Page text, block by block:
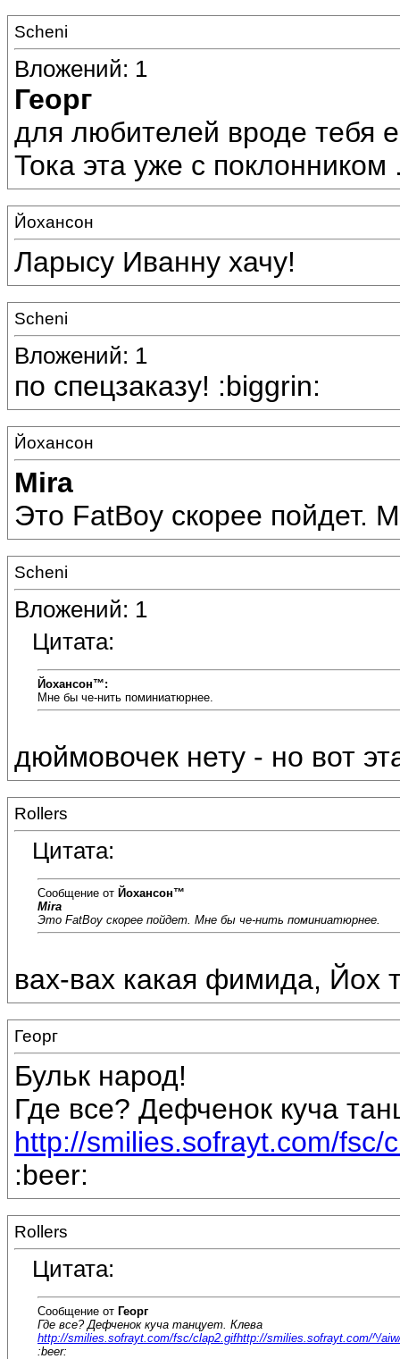
Scheni
Вложений: 1
Георг
для любителей вроде тебя
Тока эта уже с
Йохансон
Ларысу Иванну хачу!
Scheni
Вложений: 1
по спецзаказу! :biggrin:
Йохансон
Mira
Это FatBoy скорее пойдет.
Scheni
Вложений: 1
Цитата:
Йохансон™:
Мне бы че-нить поминиатюрнее.
дюймовочек нету - но вот
Rollers
Цитата:
Сообщение от Йохансон™
Mira
Это FatBoy скорее пойдет. Мне бы че-нить поминиатюрнее.
вах-вах какая фимида, Йох
Георг
Бульк народ!
Где все? Дефченок куча
http://smilies.sofrayt.com/fsc/
:beer:
Rollers
Цитата:
Сообщение от Георг
Где все? Дефченок куча танцует. Клева
http://smilies.sofrayt.com/fsc/clap2.gifhttp://smilies.sofrayt.com/^/
:beer: